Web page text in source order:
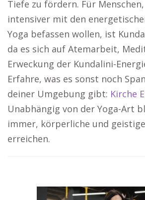
Tiefe zu fördern. Für
intensiver mit den
Yoga befassen wollen, ist
da es sich auf Atemarbeit,
Erweckung der Kundalini-
Erfahre, was es sonst noch
deiner Umgebung gibt: Kirche
Unabhängig von der Yoga-Art
immer, körperliche und
erreichen.